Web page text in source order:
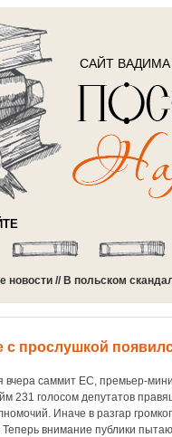
САЙТ
новости // В польском
с прослушкой
вчера саммит ЕС, премьер-
231 голосом депутатов
Иначе в разгар
внимание публики